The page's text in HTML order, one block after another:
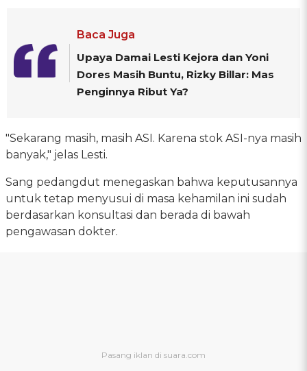
Baca Juga
Upaya Damai Lesti Kejora dan Yoni
Dores Masih Buntu, Rizky Billar: Mas
Penginnya Ribut Ya?
"Sekarang masih, masih ASI. Karena stok ASI-nya masih
banyak," jelas Lesti.
Sang pedangdut menegaskan bahwa keputusannya
untuk tetap menyusui di masa kehamilan ini sudah
berdasarkan konsultasi dan berada di bawah
pengawasan dokter.